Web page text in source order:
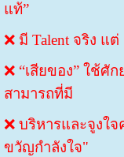
แท้”
❌ มี Talent จริง
❌ “เสียของ” ใช้ศั
สามารถที่มี
❌ บริหารและจูงใ
ขวัญกำลังใจ"